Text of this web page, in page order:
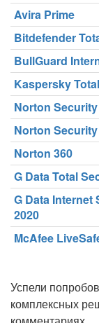
Avira Prime
Bitdefender
BullGuard
Kaspersky
Norton
Norton
Norton 360
G Data Total
G Data Internet
2020
McAfee
Успели
комплексных